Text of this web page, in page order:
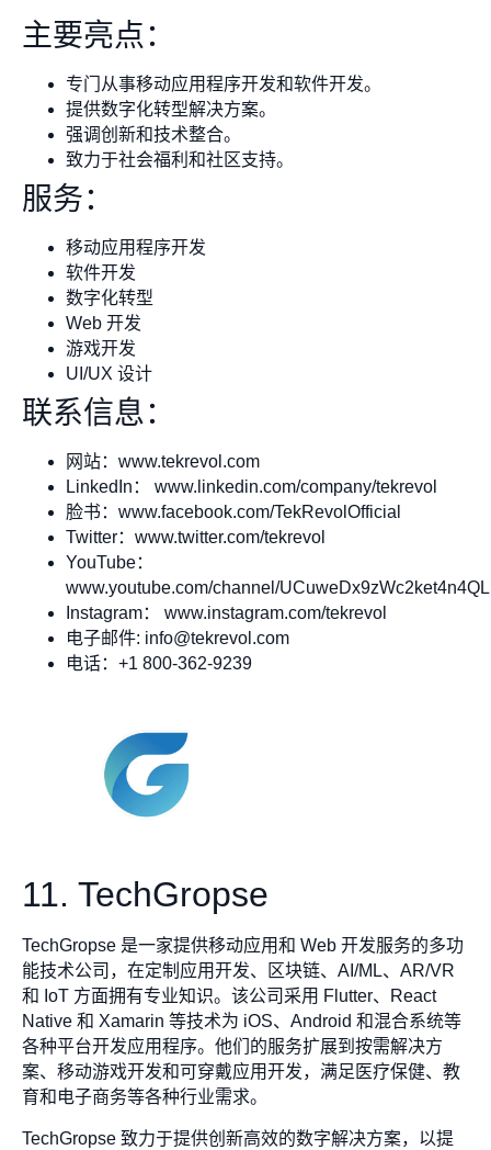
主要亮点：
专门从事移动应用程序开发和软件开发。
提供数字化转型解决方案。
强调创新和技术整合。
致力于社会福利和社区支持。
服务：
移动应用程序开发
软件开发
数字化转型
Web 开发
游戏开发
UI/UX 设计
联系信息：
网站：www.tekrevol.com
LinkedIn： www.linkedin.com/company/tekrevol
脸书：www.facebook.com/TekRevolOfficial
Twitter：www.twitter.com/tekrevol
YouTube：
www.youtube.com/channel/
Instagram： www.instagram.com/tekrevol
电子邮件: info@tekrevol.com
电话：+1 800-362-9239
11. TechGropse
TechGropse 是一家提供移动应用和 Web 开发服务的多功
能技术公司，在定制应用开发、区块链、AI/ML、AR/VR
和 IoT 方面拥有专业知识。该公司采用 Flutter、React
Native 和 Xamarin 等技术为 iOS、Android 和混合系统等
各种平台开发应用程序。他们的服务扩展到按需解决方
案、移动游戏开发和可穿戴应用开发，满足医疗保健、教
育和电子商务等各种行业需求。
TechGropse 致力于提供创新高效的数字解决方案，以提